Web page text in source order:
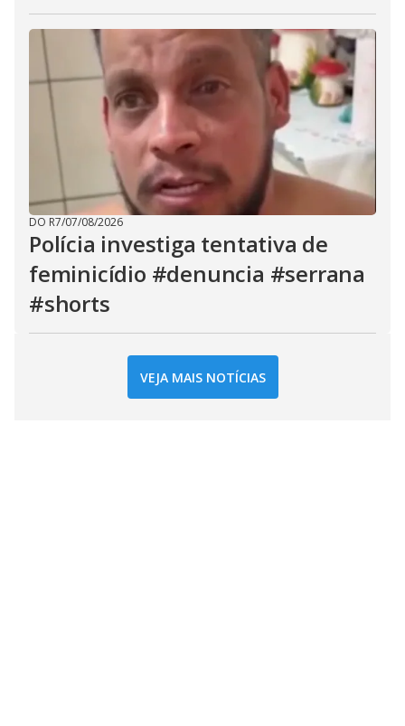
DO R7/07/08/2026
Polícia investiga tentativa de
feminicídio #denuncia #serrana
#shorts
VEJA MAIS NOTÍCIAS